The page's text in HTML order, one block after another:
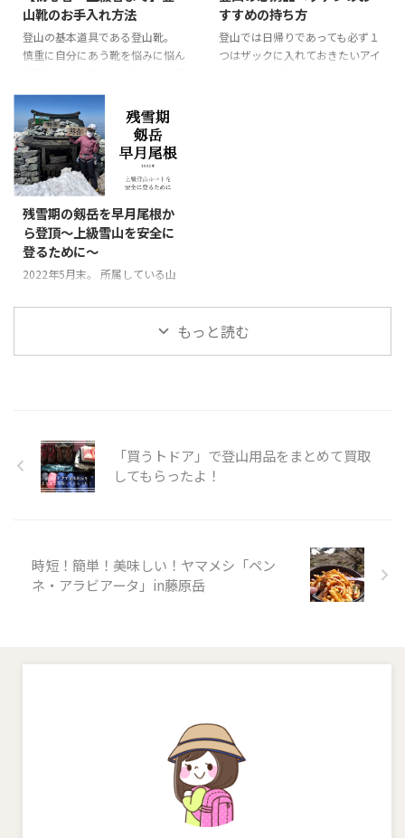
負担となり… 行きたい山はたく
さんあるけれど自分の膝が心配、
重い荷物を背負ってくれる若手が
いるベテラン登山者さんも多いの
ではないでしょうか？ 整形外科
で勤務していると患者さんは老若
男女、様々なスポ ...
実際に起こったモヤモヤとした出
来事について、納得いくまで自分
なりに調べてみました。 この記
山靴のお手入れ方法
登山の基本道具である登山靴。
慎重に自分にあう靴を悩みに悩ん
をみつけた！ だからこそ自分の
登山靴に愛着がある人も多いです
よね。 この記事では、そんな悩
みを解決。 大切な登山靴のお手
入れの方法と、そのお手入れに必
要なグッズをご紹介します。 登
山後に毎回、登山靴を手入れする
ことをルーチン（習慣化）して、
登山靴を良い状態で長く保ちまし
ょう。 登山靴を長持ちさせるた
めのポイント３つ 登山道具の中
（トレッキングブーツ）です。
すすめの持ち方
登山では日帰りであっても必ず１
つはザックに入れておきたいアイ
お話です。 ヘッデンは2個持ち歩
く 結論か ...
2023/10/16
残雪期の剱岳を早月尾根か
ら登頂～上級雪山を安全に
登るために～
2022年5月末。 所属している山
練と憧れ」 「岩と雪の殿堂」 剱
岳 早月尾根ルートから登頂して
は？ポイント４つ なぜ私が今回
ご紹介する剱岳登山（早月尾根ル
ート）のことを上級雪山ルートと
もっと読む
「買うトドア」で登山用品をまとめて買取
してもらったよ！
時短！簡単！美味しい！ヤマメシ「ペン
ネ・アラビアータ」in藤原岳